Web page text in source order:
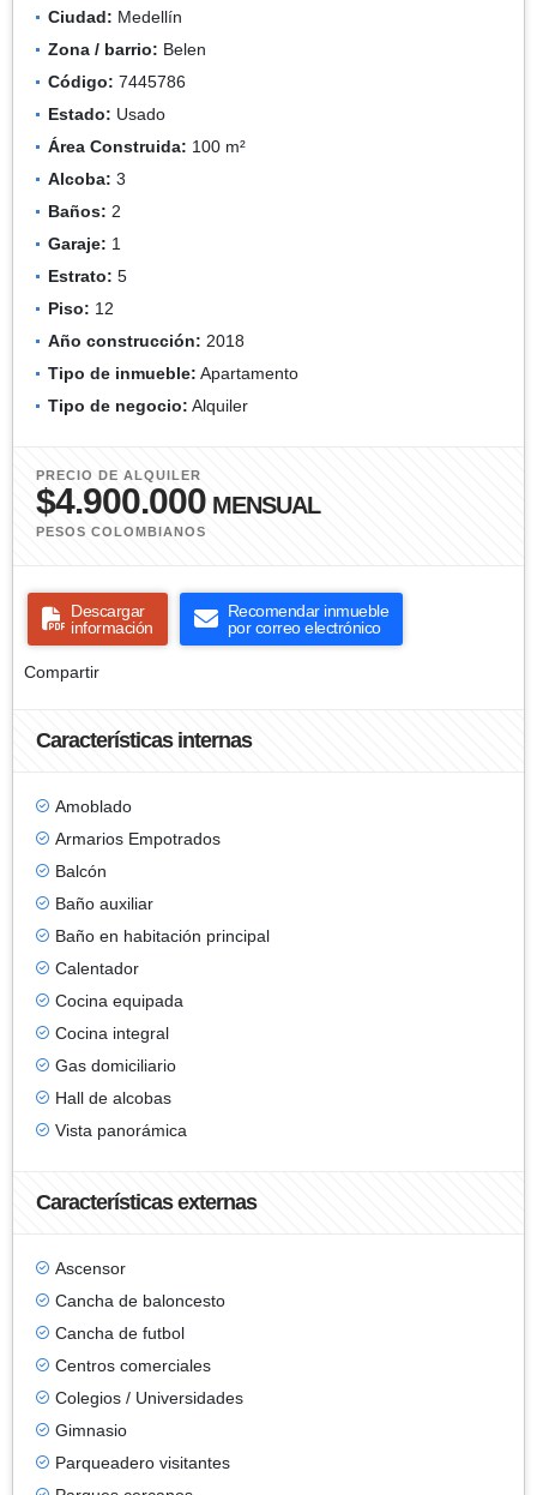
Ciudad: Medellín
Zona / barrio: Belen
Código: 7445786
Estado: Usado
Área Construida: 100 m²
Alcoba: 3
Baños: 2
Garaje: 1
Estrato: 5
Piso: 12
Año construcción: 2018
Tipo de inmueble: Apartamento
Tipo de negocio: Alquiler
PRECIO DE ALQUILER
$4.900.000 MENSUAL
PESOS COLOMBIANOS
Descargar
información
Recomendar inmueble
por correo electrónico
Compartir
Características internas
Amoblado
Armarios Empotrados
Balcón
Baño auxiliar
Baño en habitación principal
Calentador
Cocina equipada
Cocina integral
Gas domiciliario
Hall de alcobas
Vista panorámica
Características externas
Ascensor
Cancha de baloncesto
Cancha de futbol
Centros comerciales
Colegios / Universidades
Gimnasio
Parqueadero visitantes